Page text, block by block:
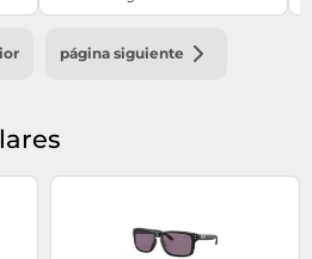
página siguiente